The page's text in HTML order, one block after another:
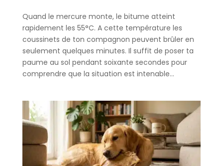
Quand le mercure monte, le bitume atteint
rapidement les 55°C. A cette température les
coussinets de ton compagnon peuvent brûler en
seulement quelques minutes. Il suffit de poser ta
paume au sol pendant soixante secondes pour
comprendre que la situation est intenable...